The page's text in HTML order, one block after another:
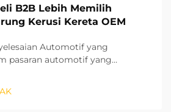
B2B Lebih Memilih
Kerusi Kereta OEM
Automotif yang
pasaran automotif yang
kelebihan strategik.